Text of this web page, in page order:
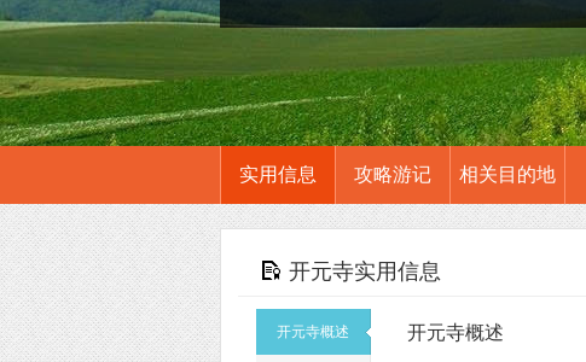
实用信息 攻略游记 相关目的地
开元寺实用信息
开元寺概述 开元寺概述